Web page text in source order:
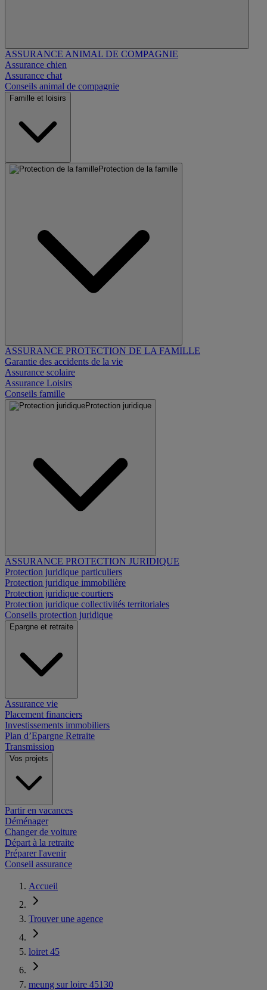
ASSURANCE ANIMAL DE COMPAGNIE
Assurance chien
Assurance chat
Conseils animal de compagnie
Famille et loisirs
Protection de la famille
ASSURANCE PROTECTION DE LA FAMILLE
Garantie des accidents de la vie
Assurance scolaire
Assurance Loisirs
Conseils famille
Protection juridique
ASSURANCE PROTECTION JURIDIQUE
Protection juridique particuliers
Protection juridique immobilière
Protection juridique courtiers
Protection juridique collectivités territoriales
Conseils protection juridique
Epargne et retraite
Assurance vie
Placement financiers
Investissements immobiliers
Plan d’Epargne Retraite
Transmission
Vos projets
Partir en vacances
Déménager
Changer de voiture
Départ à la retraite
Préparer l'avenir
Conseil assurance
Accueil
Trouver une agence
loiret 45
meung sur loire 45130